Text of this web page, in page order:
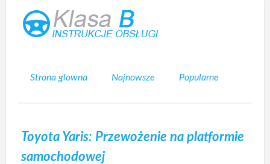
Strona glowna Najnowsze Popularne
Toyota Yaris: Przewożenie na platformie
samochodowej